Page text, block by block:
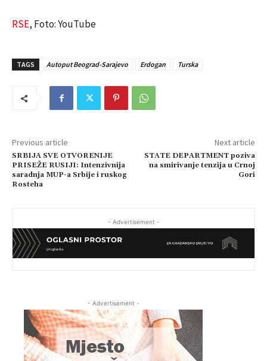
RSE, Foto: YouTube
TAGS Autoput Beograd-Sarajevo Erdogan Turska
Previous article
SRBIJA SVE OTVORENIJE
PRISEŽE RUSIJI: Intenzivnija
saradnja MUP-a Srbije i ruskog
Rosteha
Next article
STATE DEPARTMENT poziva
na smirivanje tenzija u Crnoj
Gori
- Advertisement -
- Advertisement -